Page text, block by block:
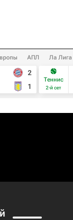
АПЛ Ла Лига
2
1
Теннис
2-й сет